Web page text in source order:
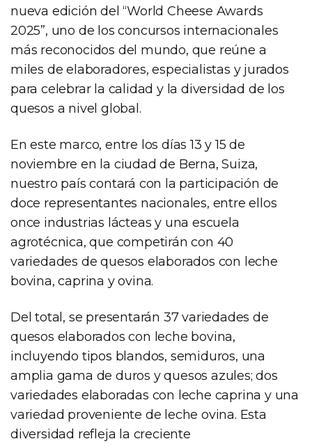
nueva edición del “World Cheese Awards
2025”, uno de los concursos internacionales
más reconocidos del mundo, que reúne a
miles de elaboradores, especialistas y jurados
para celebrar la calidad y la diversidad de los
quesos a nivel global.
En este marco, entre los días 13 y 15 de
noviembre en la ciudad de Berna, Suiza,
nuestro país contará con la participación de
doce representantes nacionales, entre ellos
once industrias lácteas y una escuela
agrotécnica, que competirán con 40
variedades de quesos elaborados con leche
bovina, caprina y ovina.
Del total, se presentarán 37 variedades de
quesos elaborados con leche bovina,
incluyendo tipos blandos, semiduros, una
amplia gama de duros y quesos azules; dos
variedades elaboradas con leche caprina y una
variedad proveniente de leche ovina. Esta
diversidad refleja la creciente